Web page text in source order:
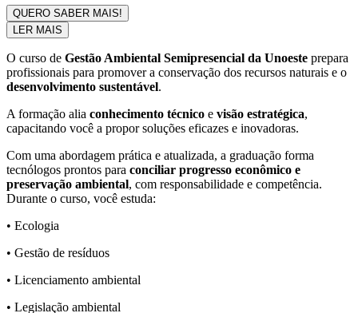
QUERO SABER MAIS!
LER MAIS
O curso de Gestão Ambiental Semipresencial da Unoeste prepara
profissionais para promover a conservação dos recursos naturais e o
desenvolvimento sustentável.
A formação alia conhecimento técnico e visão estratégica,
capacitando você a propor soluções eficazes e inovadoras.
Com uma abordagem prática e atualizada, a graduação forma
tecnólogos prontos para conciliar progresso econômico e
preservação ambiental, com responsabilidade e competência.
Durante o curso, você estuda:
• Ecologia
• Gestão de resíduos
• Licenciamento ambiental
• Legislação ambiental